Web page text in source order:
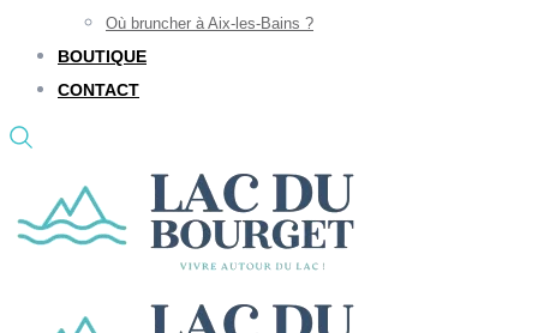
Où bruncher à Aix-les-Bains ?
BOUTIQUE
CONTACT